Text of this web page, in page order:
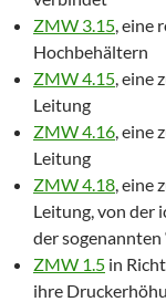
ZMW 3.15 , eine
Hochbehältern
ZMW 4.15 ,
Leitung
ZMW 4.16 ,
Leitung
ZMW 4.18 ,
Leitung, von der
der sogenannten
ZMW 1.5 in
ihre